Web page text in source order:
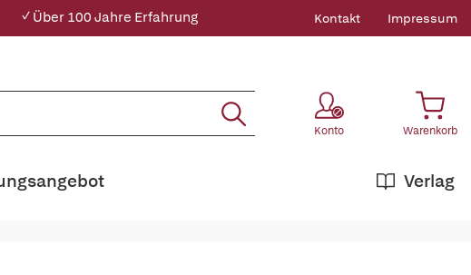
✓ Über 100 Jahre Erfahrung Kontakt Impressum
Konto Warenkorb
Verlag